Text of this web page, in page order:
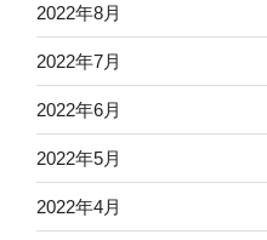
2022年8月
2022年7月
2022年6月
2022年5月
2022年4月